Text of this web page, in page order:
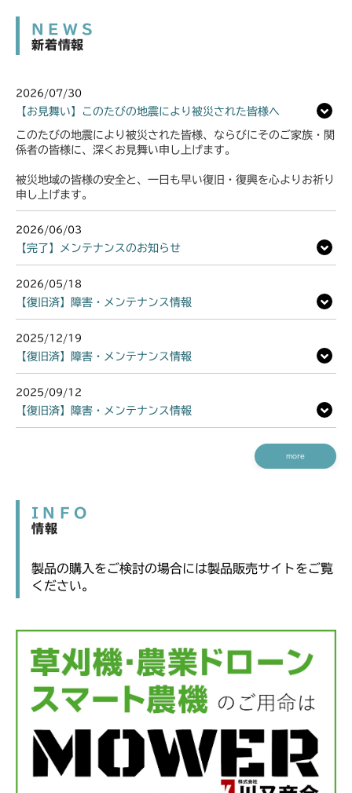
NEWS
新着情報
2026/07/30
【お見舞い】このたびの地震により被災された皆様へ
このたびの地震により被災された皆様、ならびにそのご家族・関
係者の皆様に、深くお見舞い申し上げます。
被災地域の皆様の安全と、一日も早い復旧・復興を心よりお祈り
申し上げます。
2026/06/03
【完了】メンテナンスのお知らせ
2026/05/18
【復旧済】障害・メンテナンス情報
2025/12/19
【復旧済】障害・メンテナンス情報
2025/09/12
【復旧済】障害・メンテナンス情報
more
INFO
情報
製品の購入をご検討の場合には製品販売サイトをご覧
ください。